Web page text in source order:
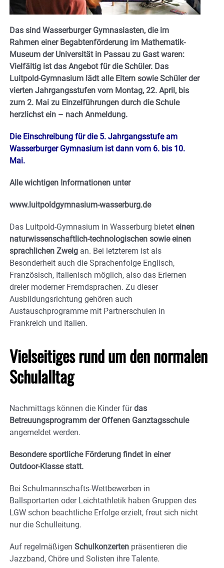
Das sind Wasserburger Gymnasiasten, die im
Rahmen einer Begabtenförderung im Mathematik-
Museum der Universität in Passau zu Gast waren:
Vielfältig ist das Angebot für die Schüler. Das
Luitpold-Gymnasium lädt alle Eltern sowie Schüler der
vierten Jahrgangsstufen vom Montag, 22. April, bis
zum 2. Mai zu Einzelführungen durch die Schule
herzlichst ein – nach Anmeldung.
Die Einschreibung für die 5. Jahrgangsstufe am
Wasserburger Gymnasium ist dann vom 6. bis 10.
Mai.
Alle wichtigen Informationen unter
www.luitpoldgymnasium-wasserburg.de
Das Luitpold-Gymnasium in Wasserburg bietet einen
naturwissenschaftlich-technologischen sowie einen
sprachlichen Zweig an. Bei letzterem ist als
Besonderheit auch die Sprachenfolge Englisch,
Französisch, Italienisch möglich, also das Erlernen
dreier moderner Fremdsprachen. Zu dieser
Ausbildungsrichtung gehören auch
Austauschprogramme mit Partnerschulen in
Frankreich und Italien.
Vielseitiges rund um den normalen
Schulalltag
Nachmittags können die Kinder fürdas
Betreuungsprogramm der Offenen Ganztagsschule
angemeldet werden.
Besondere sportliche Förderung findet in einer
Outdoor-Klasse statt.
Bei Schulmannschafts-Wettbewerben in
Ballsportarten oder Leichtathletik haben Gruppen des
LGW schon beachtliche Erfolge erzielt, freut sich nicht
nur die Schulleitung.
Auf regelmäßigen Schulkonzerten präsentieren die
Jazzband, Chöre und Solisten ihre Talente.